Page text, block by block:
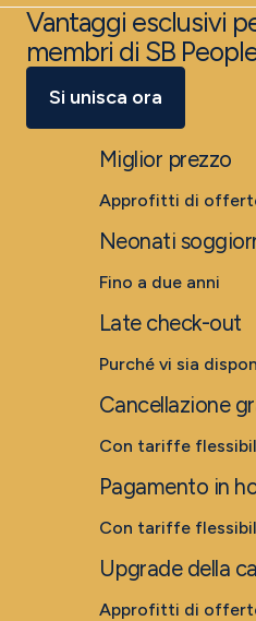
Vantaggi esclusivi
membri di SB
Si unisca ora
Miglior prezzo
Approfitti di
Neonati
Fino a due anni
Late check-out
Purché vi sia
Cancellazione
Con tariffe
Pagamento in
Con tariffe
Upgrade della
Approfitti di